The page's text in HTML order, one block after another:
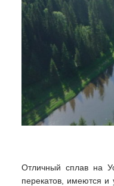
Отличный сплав на
перекатов, имеются и